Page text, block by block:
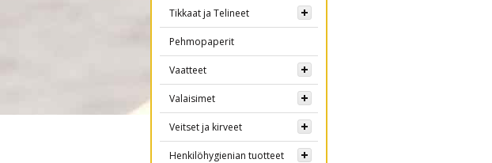
Tikkaat ja Telineet
Pehmopaperit
Vaatteet
Valaisimet
Veitset ja kirveet
Henkilöhygienian tuotteet